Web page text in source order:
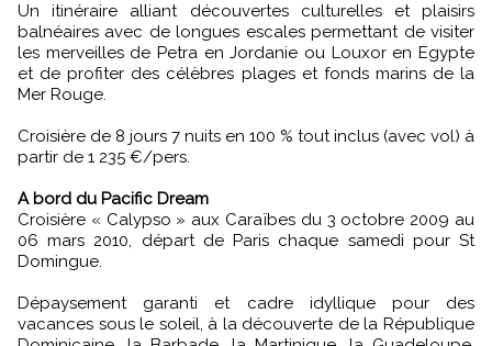
Un itinéraire alliant découvertes culturelles et plaisirs
balnéaires avec de longues escales permettant de visiter
les merveilles de Petra en Jordanie ou Louxor en Egypte
et de profiter des célèbres plages et fonds marins de la
Mer Rouge.
Croisière de 8 jours 7 nuits en 100 % tout inclus (avec vol) à
partir de 1 235 €/pers.
A bord du Pacific Dream
Croisière « Calypso » aux Caraïbes du 3 octobre 2009 au
06 mars 2010, départ de Paris chaque samedi pour St
Domingue.
Dépaysement garanti et cadre idyllique pour des
vacances sous le soleil, à la découverte de la République